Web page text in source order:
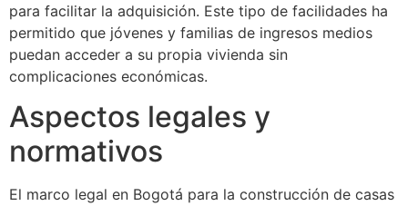
para facilitar la adquisición. Este tipo de facilidades ha
permitido que jóvenes y familias de ingresos medios
puedan acceder a su propia vivienda sin
complicaciones económicas.
Aspectos legales y
normativos
El marco legal en Bogotá para la construcción de casas